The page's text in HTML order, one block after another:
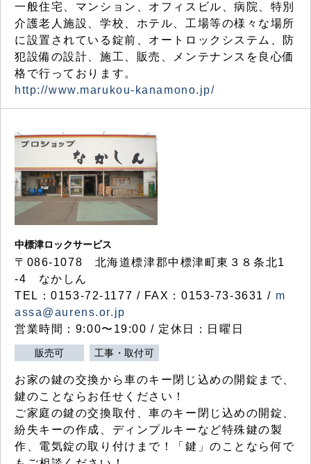
一般住宅、マンション、オフィスビル、病院、特別
介護老人施設、学校、ホテル、工場等の様々な場所
に設置されている錠前、オートロックシステム、防
犯設備の設計、施工、販売、メンテナンスを良心価
格で行っております。
http://www.marukou-kanamono.jp/
中標津ロックサービス
〒086-1078 北海道標津郡中標津町東３８条北1
-4 なかしん
TEL：0153-72-1177 / FAX：0153-73-3631 / m
assa@aurens.or.jp
営業時間：9:00〜19:00 / 定休日：日曜日
販売可 工事・取付可
お家の鍵の交換から車のキー閉じ込めの開錠まで、
鍵のことならお任せください！
ご家庭の鍵の交換取付、車のキー閉じ込めの開錠、
紛失キーの作成、ディンプルキーなど特殊鍵の製
作、電気錠の取り付けまで！「鍵」のことなら何で